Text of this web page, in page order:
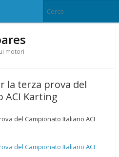
motori
la terza prova del
ACI Karting
del Campionato Italiano ACI
del Campionato Italiano ACI